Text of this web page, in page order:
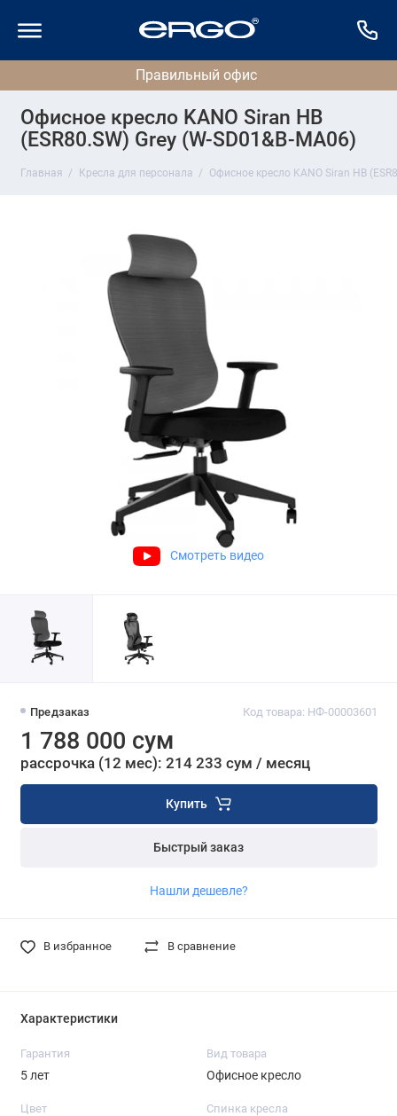
Офисное кресло KANO Siran HB
(ESR80.SW) Grey (W-SD01&B-MA06)
Главная Кресла для персонала Офисное кресло KANO Siran HB
Смотреть видео
Предзаказ Код товара: НФ-00003601
1 788 000 сум
рассрочка (12 мес): 214 233 сум / месяц
Купить
Быстрый заказ
Нашли дешевле?
В избранное В сравнение
Характеристики
Гарантия
5 лет
Вид товара
Офисное кресло
Цвет Спинка кресла